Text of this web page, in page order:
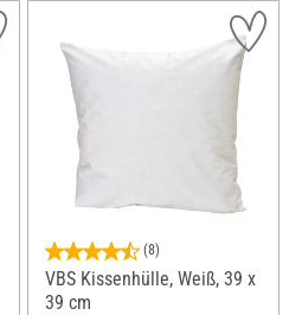
(8)
VBS Kissenhülle, Weiß, 39 x
39 cm